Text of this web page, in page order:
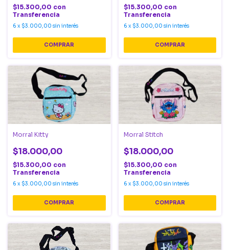
$15.300,00 con
Transferencia
6 x $3.000,00 sin interés
$15.300,00 con
Transferencia
6 x $3.000,00 sin interés
Morral Kitty
$18.000,00
$15.300,00 con
Transferencia
6 x $3.000,00 sin interés
Morral Stitch
$18.000,00
$15.300,00 con
Transferencia
6 x $3.000,00 sin interés